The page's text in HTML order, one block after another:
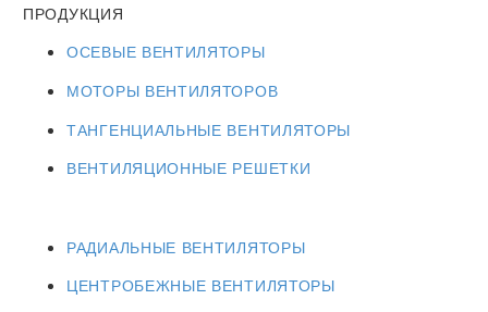
ПРОДУКЦИЯ
ОСЕВЫЕ ВЕНТИЛЯТОРЫ
МОТОРЫ ВЕНТИЛЯТОРОВ
ТАНГЕНЦИАЛЬНЫЕ ВЕНТИЛЯТОРЫ
ВЕНТИЛЯЦИОННЫЕ РЕШЕТКИ
РАДИАЛЬНЫЕ ВЕНТИЛЯТОРЫ
ЦЕНТРОБЕЖНЫЕ ВЕНТИЛЯТОРЫ